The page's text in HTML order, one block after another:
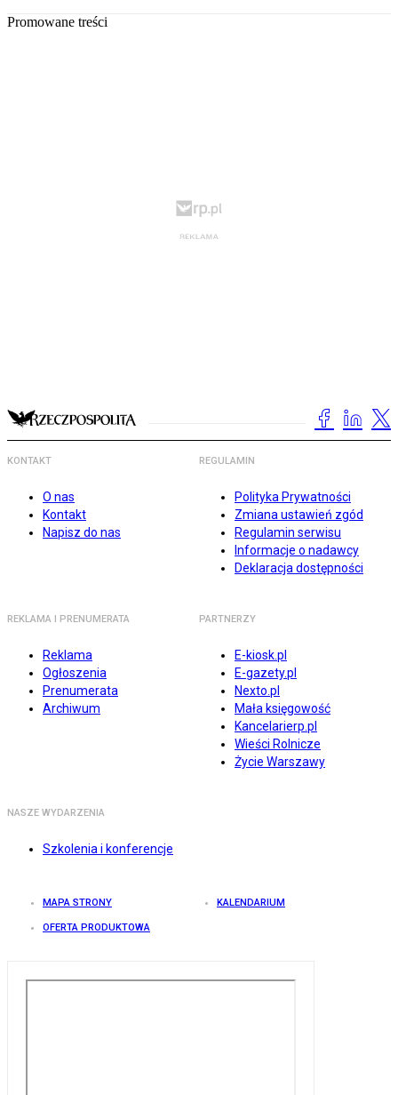
Promowane treści
KONTAKT
O nas
Kontakt
Napisz do nas
REGULAMIN
Polityka Prywatności
Zmiana ustawień zgód
Regulamin serwisu
Informacje o nadawcy
Deklaracja dostępności
REKLAMA I PRENUMERATA
Reklama
Ogłoszenia
Prenumerata
Archiwum
PARTNERZY
E-kiosk.pl
E-gazety.pl
Nexto.pl
Mała księgowość
Kancelarierp.pl
Wieści Rolnicze
Życie Warszawy
NASZE WYDARZENIA
Szkolenia i konferencje
MAPA STRONY KALENDARIUM
OFERTA PRODUKTOWA